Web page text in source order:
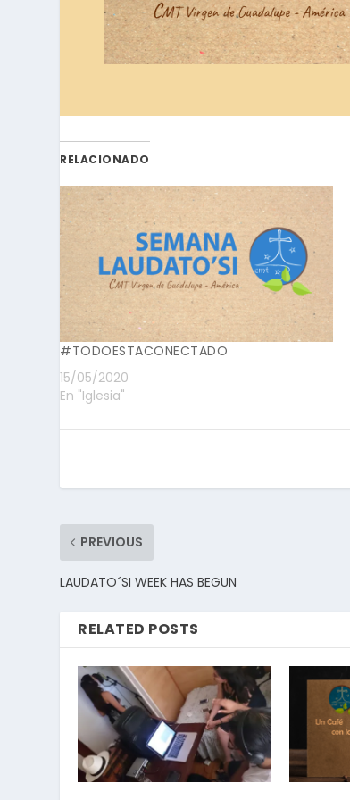
RELACIONADO
#TODOESTACONECTADO
15/05/2020
En "Iglesia"
PREVIOUS
LAUDATO´SI WEEK HAS BEGUN
RELATED POSTS